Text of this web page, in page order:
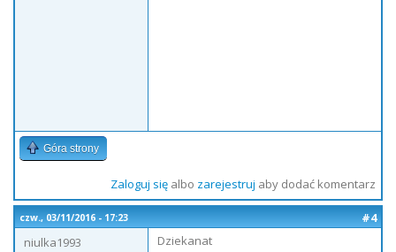
Góra strony
Zaloguj sięalbo zarejestruj aby dodać komentarz
czw., 03/11/2016 - 17:23
#4
niulka1993
Dziekanat